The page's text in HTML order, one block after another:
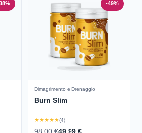
-49%
Dimagrimento e Drenaggio
Burn Slim
★★★★★(4)
98,00 €49,99 €